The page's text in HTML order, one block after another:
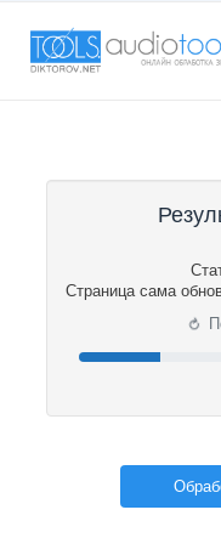
Страница сама
⟳